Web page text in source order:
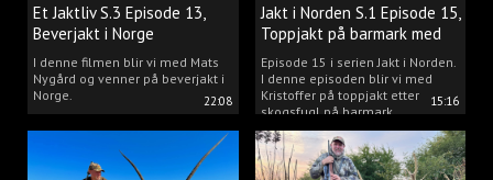
22:08
Et Jaktliv S.3 Episode 13,
Beverjakt i Norge
I denne filmen blir vi med Mats
Nygård og venner på beverjakt i
Norge.
15:16
Jakt i Norden S.1 Episode 15,
Toppjakt på barmark med
Kristoffer Clausen
Episode 15 i serien Jakt i Norden.
I denne episoden blir vi med
Kristoffer på toppjakt etter
skogsfugl på barmark.